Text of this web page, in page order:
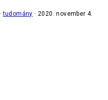
tudomány 2020. november 4.